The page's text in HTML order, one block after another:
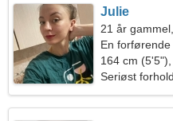
Julie
21 år
En
164 cm
Seriøst forhold